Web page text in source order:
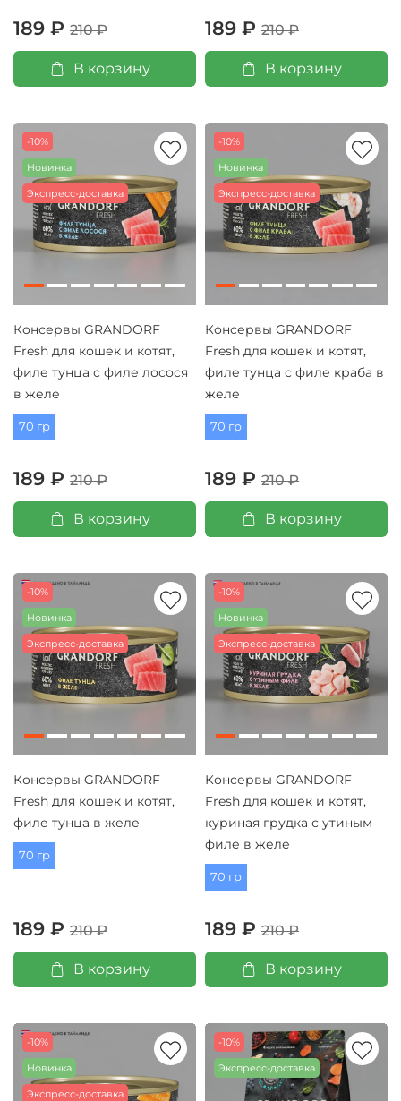
189 ₽ 210 ₽
В корзину
189 ₽ 210 ₽
В корзину
-10%
Новинка
Экспресс-доставка
Консервы GRANDORF
Fresh для кошек и котят,
филе тунца с филе лосося
в желе
70 гр
189 ₽ 210 ₽
В корзину
-10%
Новинка
Экспресс-доставка
Консервы GRANDORF
Fresh для кошек и котят,
филе тунца с филе краба в
желе
70 гр
189 ₽ 210 ₽
В корзину
-10%
Новинка
Экспресс-доставка
Консервы GRANDORF
Fresh для кошек и котят,
филе тунца в желе
70 гр
189 ₽ 210 ₽
В корзину
-10%
Новинка
Экспресс-доставка
Консервы GRANDORF
Fresh для кошек и котят,
куриная грудка с утиным
филе в желе
70 гр
189 ₽ 210 ₽
В корзину
-10%
Новинка
Экспресс-доставка
-10%
Экспресс-доставка